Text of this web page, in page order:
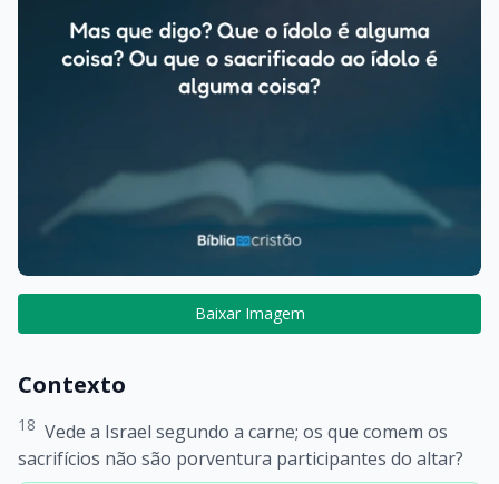
Baixar Imagem
Contexto
18 Vede a Israel segundo a carne; os que comem os
sacrifícios não são porventura participantes do altar?